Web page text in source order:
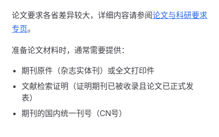
论文要求各省差异较大，详细内容请参阅论文与科研要求
专页。
准备论文材料时，通常需要提供：
期刊原件（杂志实体刊）或全文打印件
文献检索证明（证明期刊已被收录且论文已正式发
表）
期刊的国内统一刊号（CN号）